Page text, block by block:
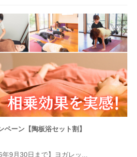
ーン【陶板浴セット割】
9月30日まで】ヨガレッ...